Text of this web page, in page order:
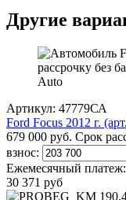
Другие
Артикул: 47779СА
Ford Focus 2012 г.
679 000 руб. Срок
взнос:
Ежемесячный платеж:
30 371 руб